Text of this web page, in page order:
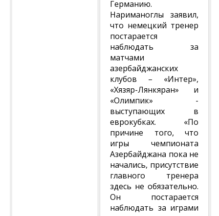
Германию.
Нариманоглы заявил,
что немецкий тренер
постарается
наблюдать за
матчами
азербайджанских
клубов – «Интер»,
«Хязяр-Лянкяран» и
«Олимпик» -
выступающих в
еврокубках. «По
причине того, что
игры чемпионата
Азербайджана пока не
начались, присутствие
главного тренера
здесь не обязательно.
Он постарается
наблюдать за играми